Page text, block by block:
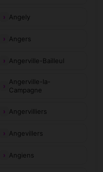
Angely
Angers
Angerville-Bailleul
Angerville-la-
Campagne
Angervilliers
Angevillers
Angiens